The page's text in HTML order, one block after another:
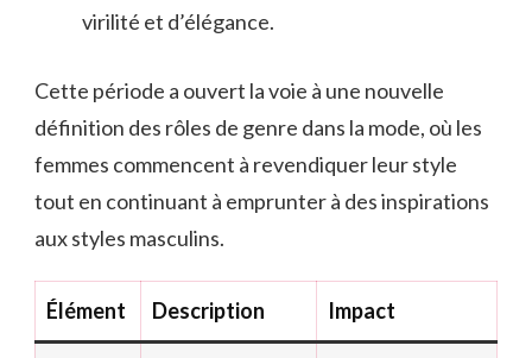
virilité et d’élégance.
Cette période a ouvert la voie à une nouvelle
définition des rôles de genre dans la mode, où les
femmes commencent à revendiquer leur style
tout en continuant à emprunter à des inspirations
aux styles masculins.
Élément Description Impact